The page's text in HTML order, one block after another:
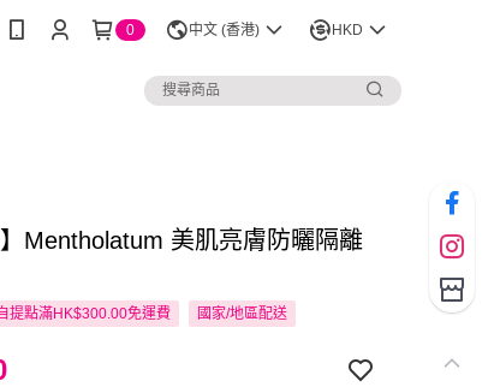
0 中文 (香港) HKD
】Mentholatum 美肌亮膚防曬隔離
提點滿HK$300.00免運費 國家/地區配送